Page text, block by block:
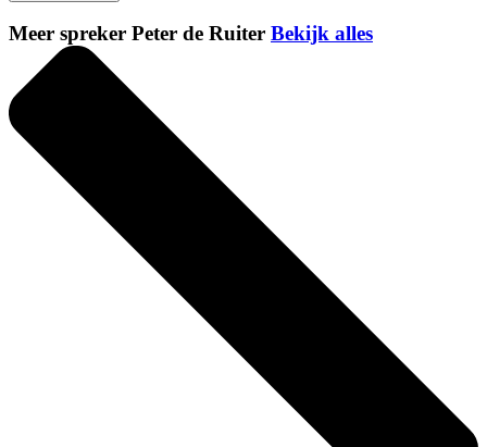
Meer spreker Peter de Ruiter Bekijk alles